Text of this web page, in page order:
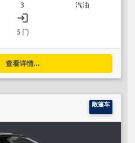
3 汽油
login
5 门
查看详情...
敞篷车